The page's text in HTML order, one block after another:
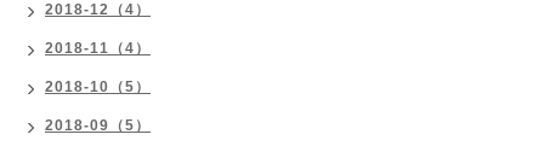
2018-12（4）
2018-11（4）
2018-10（5）
2018-09（5）